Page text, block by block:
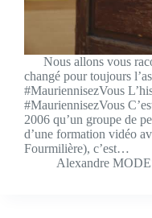
Nous allons vous
changé pour toujours
#MauriennisezVous
#MauriennisezVous
2006 qu’un groupe de
d’une formation vidéo
Fourmilière), c’est…
Alexandre